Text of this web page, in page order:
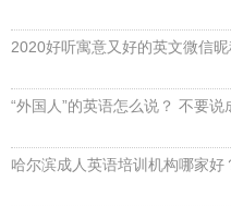
2020好听寓意又好的英文微信
“外国人”的英语怎么说？ 不要说
哈尔滨成人英语培训机构哪家好